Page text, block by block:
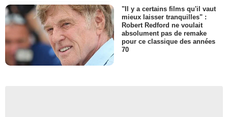
"Il y a certains films qu'il vaut
mieux laisser tranquilles" :
Robert Redford ne voulait
absolument pas de remake
pour ce classique des années
70